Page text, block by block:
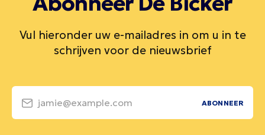
Vul hieronder uw e-mailadres in om u in te
schrijven voor de nieuwsbrief
jamie@example.com ABONNEER